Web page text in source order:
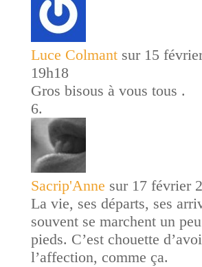
Luce Colmant sur 15
19h18
Gros bisous à vous tous .
Sacrip'Anne sur 17 février
La vie, ses départs, ses
souvent se marchent un
pieds. C’est chouette
l’affection, comme ça.